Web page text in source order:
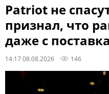
Patriot не
признал, что
даже с
14:17 08.08.2026 146